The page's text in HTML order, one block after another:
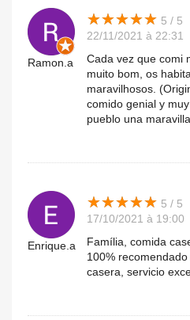
Ramon.a
★★★★★
★★★★★ 5 / 5
22/11/2021 à 22:31
Cada vez que comi
muito bom, os
maravilhosos.
comido genial y
pueblo una maravilla.
Enrique.a
★★★★★
★★★★★ 5 / 5
17/10/2021 à 19:00
Família, comida
100%
casera, servicio